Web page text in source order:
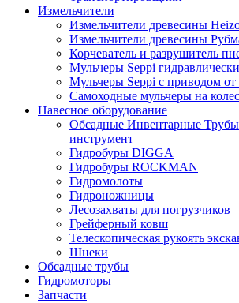
Измельчители
Измельчители древесины
Измельчители древесины
Корчеватель и разрушитель
Мульчеры Seppi
Мульчеры Seppi с приводом
Самоходные мульчеры на
Навесное оборудование
Обсадные Инвентарные
инструмент
Гидробуры DIGGA
Гидробуры ROCKMAN
Гидромолоты
Гидроножницы
Лесозахваты для погрузчиков
Грейферный ковш
Телескопическая рукоять
Шнеки
Обсадные трубы
Гидромоторы
Запчасти